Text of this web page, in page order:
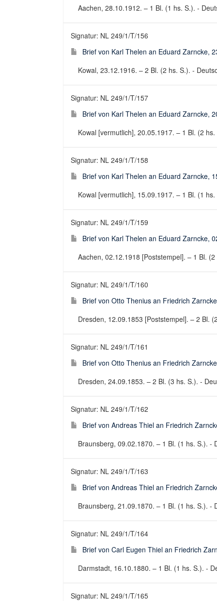
Aachen, 28.10.1912. – 1 Bl. (1 hs. S.). -
Signatur: NL 249/1/T/156
Brief von Karl Thelen an Eduard Zarncke,
Kowal, 23.12.1916. – 2 Bl. (2 hs. S.). -
Signatur: NL 249/1/T/157
Brief von Karl Thelen an Eduard Zarncke,
Kowal [vermutlich], 20.05.1917. – 1 Bl. (2
Signatur: NL 249/1/T/158
Brief von Karl Thelen an Eduard Zarncke,
Kowal [vermutlich], 15.09.1917. – 1 Bl. (1
Signatur: NL 249/1/T/159
Brief von Karl Thelen an Eduard Zarncke,
Aachen, 02.12.1918 [Poststempel]. – 1 Bl.
Signatur: NL 249/1/T/160
Brief von Otto Thenius an Friedrich
Dresden, 12.09.1853 [Poststempel]. – 2 Bl.
Signatur: NL 249/1/T/161
Brief von Otto Thenius an Friedrich
Dresden, 24.09.1853. – 2 Bl. (3 hs. S.). -
Signatur: NL 249/1/T/162
Brief von Andreas Thiel an Friedrich
Braunsberg, 09.02.1870. – 1 Bl. (1 hs. S.). -
Signatur: NL 249/1/T/163
Brief von Andreas Thiel an Friedrich
Braunsberg, 21.09.1870. – 1 Bl. (1 hs. S.). -
Signatur: NL 249/1/T/164
Brief von Carl Eugen Thiel an Friedrich
Darmstadt, 16.10.1880. – 1 Bl. (1 hs. S.). -
Signatur: NL 249/1/T/165